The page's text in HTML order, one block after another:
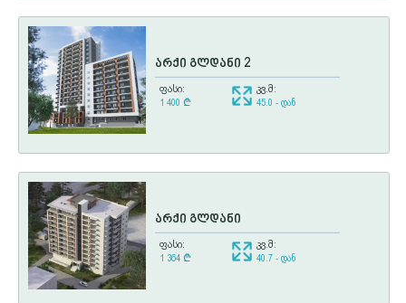
არქი გლდანი 2
ფასი:
1 400 ¢
კვ.მ:
45.0 - დან
არქი გლდანი
ფასი:
1 364 ¢
კვ.მ:
40.7 - დან